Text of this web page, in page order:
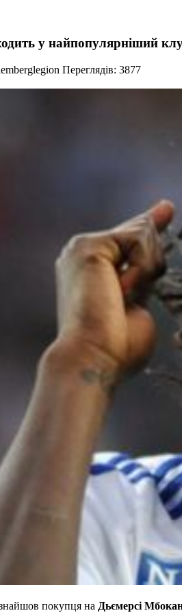
у найпопулярніший
Переглядів: 3877
покупця на Дьємерсі